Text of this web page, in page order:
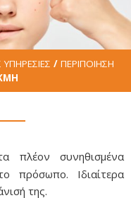
ΥΠΗΡΕΣΙΕΣ / ΠΕΡΙΠΟΙΗΣΗ
πλέον συνηθισμένα
πρόσωπο. Ιδιαίτερα
της.